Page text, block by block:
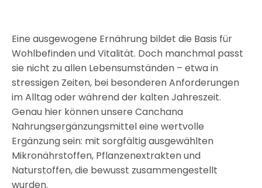
Eine ausgewogene Ernährung bildet die Basis für
Wohlbefinden und Vitalität. Doch manchmal passt
sie nicht zu allen Lebensumständen – etwa in
stressigen Zeiten, bei besonderen Anforderungen
im Alltag oder während der kalten Jahreszeit.
Genau hier können unsere Canchana
Nahrungsergänzungsmittel eine wertvolle
Ergänzung sein: mit sorgfältig ausgewählten
Mikronährstoffen, Pflanzenextrakten und
Naturstoffen, die bewusst zusammengestellt
wurden.